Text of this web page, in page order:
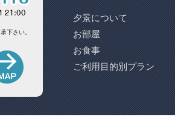
下さい。
夕景について
お部屋
お食事
ご利用目的別プラン